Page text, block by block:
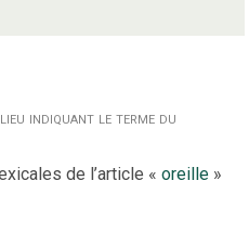
indiquant le terme du
de l’article «oreille »